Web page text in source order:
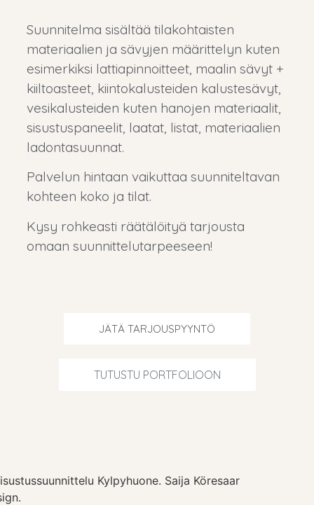
Suunnitelma sisältää tilakohtaisten
materiaalien ja sävyjen määrittelyn kuten
esimerkiksi lattiapinnoitteet, maalin sävyt +
kiiltoasteet, kiintokalusteiden kalustesävyt,
vesikalusteiden kuten hanojen materiaalit,
sisustuspaneelit, laatat, listat, materiaalien
ladontasuunnat.
Palvelun hintaan vaikuttaa suunniteltavan
kohteen koko ja tilat.
Kysy rohkeasti räätälöityä tarjousta
omaan suunnittelutarpeeseen!
JÄTÄ TARJOUSPYYNTÖ
TUTUSTU PORTFOLIOON